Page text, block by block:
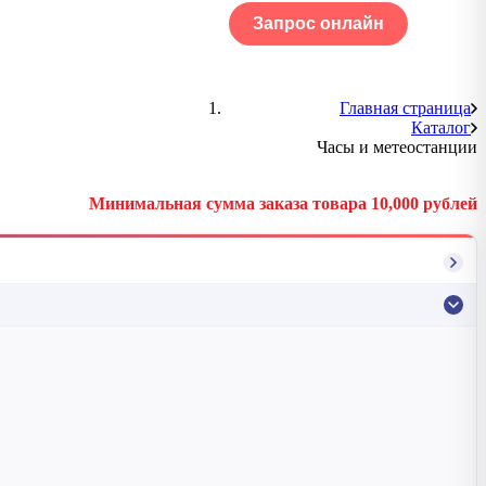
Запрос онлайн
Главная страница
Каталог
Часы и метеостанции
Минимальная сумма заказа товара 10,000 рублей